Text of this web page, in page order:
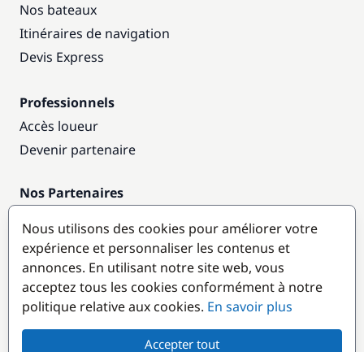
Nos bateaux
Itinéraires de navigation
Devis Express
Professionnels
Accès loueur
Devenir partenaire
Nos Partenaires
Destinations populaires
Nous utilisons des cookies pour améliorer votre
expérience et personnaliser les contenus et
annonces. En utilisant notre site web, vous
acceptez tous les cookies conformément à notre
politique relative aux cookies. En savoir plus
Accepter tout